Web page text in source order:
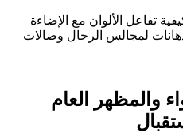
تفاعل الألوان مع الإضاءة
لمجالس الرجال وصالات
والمظهر العام